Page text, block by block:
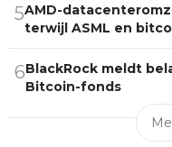
5AMD-
terwijl ASML en
6BlackRock meldt
Bitcoin-fonds